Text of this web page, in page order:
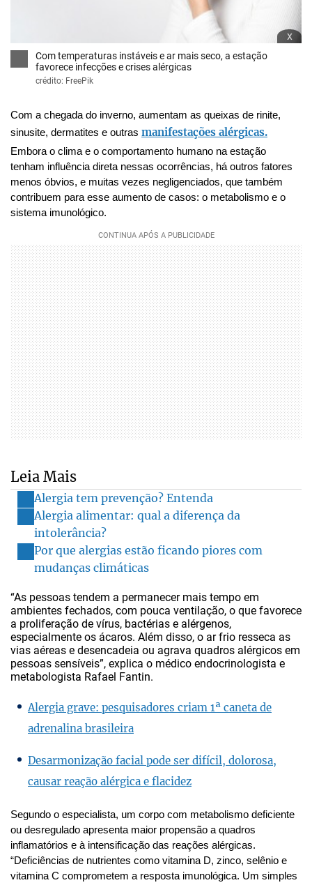
x
Com temperaturas instáveis e ar mais seco, a estação
favorece infecções e crises alérgicas
crédito: FreePik
Com a chegada do inverno, aumentam as queixas de rinite,
sinusite, dermatites e outras manifestações alérgicas.
Embora o clima e o comportamento humano na estação
tenham influência direta nessas ocorrências, há outros fatores
menos óbvios, e muitas vezes negligenciados, que também
contribuem para esse aumento de casos: o metabolismo e o
sistema imunológico.
Leia Mais
Alergia tem prevenção? Entenda
Alergia alimentar: qual a diferença da
intolerância?
Por que alergias estão ficando piores com
mudanças climáticas
“As pessoas tendem a permanecer mais tempo em
ambientes fechados, com pouca ventilação, o que favorece
a proliferação de vírus, bactérias e alérgenos,
especialmente os ácaros. Além disso, o ar frio resseca as
vias aéreas e desencadeia ou agrava quadros alérgicos em
pessoas sensíveis”, explica o médico endocrinologista e
metabologista Rafael Fantin.
Alergia grave: pesquisadores criam 1ª caneta de
adrenalina brasileira
Desarmonização facial pode ser difícil, dolorosa,
causar reação alérgica e flacidez
Segundo o especialista, um corpo com metabolismo deficiente
ou desregulado apresenta maior propensão a quadros
inflamatórios e à intensificação das reações alérgicas.
“Deficiências de nutrientes como vitamina D, zinco, selênio e
vitamina C comprometem a resposta imunológica. Um simples